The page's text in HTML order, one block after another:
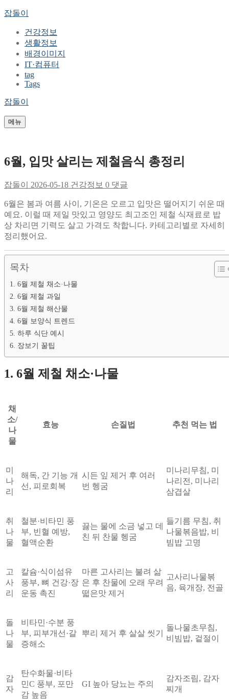
콘
메
닫
잡돌이
건강정보
생활정보
배경이미지
IT·컴퓨터
tag
Tags
잡돌이
메뉴
6월, 입맛 살리는 제철음식 총정리
잡돌이 2026-05-18 건강정보 0 댓글
6월은 봄과 여름 사이, 기온은 오르고 입맛은 떨어지기 쉬운 때
예요. 이럴 때 제일 맛있고 영양도 최고조인 제철 식재료로 밥
상 차리면 기력도 살고 가격도 착합니다. 카테고리별로 자세히
정리했어요.
목차
1. 6월 제철 채소·나물
2. 6월 제철 과일
3. 6월 제철 해산물
4. 6월 보양식 트렌드
5. 하루 식단 예시
6. 장보기 꿀팁
1. 6월 제철 채소·나물
채
소/
나
물
효능 손질법 추천 먹는 법
미
나
리
해독, 간 기능 개
선, 피로회복
시든 잎 제거 후 여러
번 헹굼
미나리무침, 미
나리전, 미나리
삼겹살
취
나
물
철분·비타민 풍
부, 빈혈 예방,
혈액순환
끓는 물에 소금 넣고 데
친 뒤 찬물 헹굼
들기름 무침, 취
나물볶음밥, 비
빔밥 고명
고
사
리
칼슘·식이섬유
풍부, 뼈 건강·장
운동 촉진
마른 고사리는 불려 삶
은 후 찬물에 오래 우려
떫은맛 제거
고사리나물볶
음, 육개장, 전골
돌
나
물
비타민·수분 풍
부, 피부개선·갈
증해소
뿌리 제거 후 살살 씻기
돌나물초무침,
비빔밥, 겉절이
감
자
탄수화물·비타
민C 풍부, 포만
감 높음
GI 높아 당뇨는 주의
감자조림, 감자
찌개